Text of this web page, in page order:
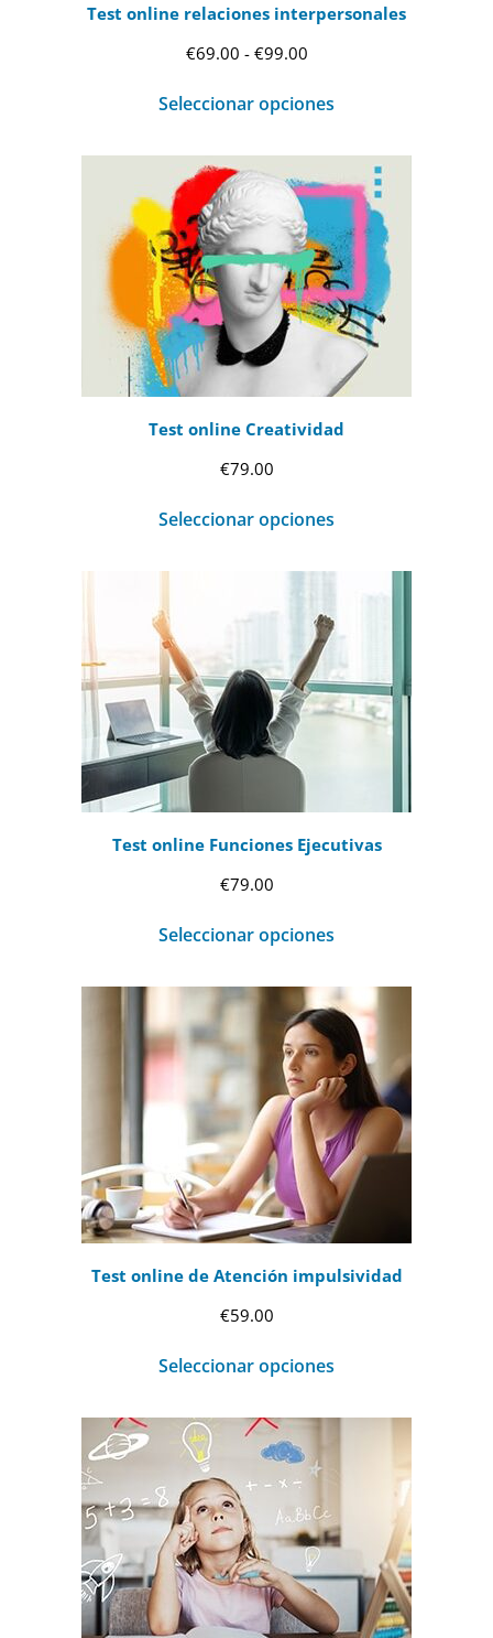
Test online relaciones interpersonales
€69.00 - €99.00Rango
precios:
desde
€69.00
hasta
€99.00
Seleccionar opciones
Test online Creatividad
€79.00
Seleccionar opciones
Test online Funciones Ejecutivas
€79.00
Seleccionar opciones
Test online de Atención impulsividad
€59.00
Seleccionar opciones